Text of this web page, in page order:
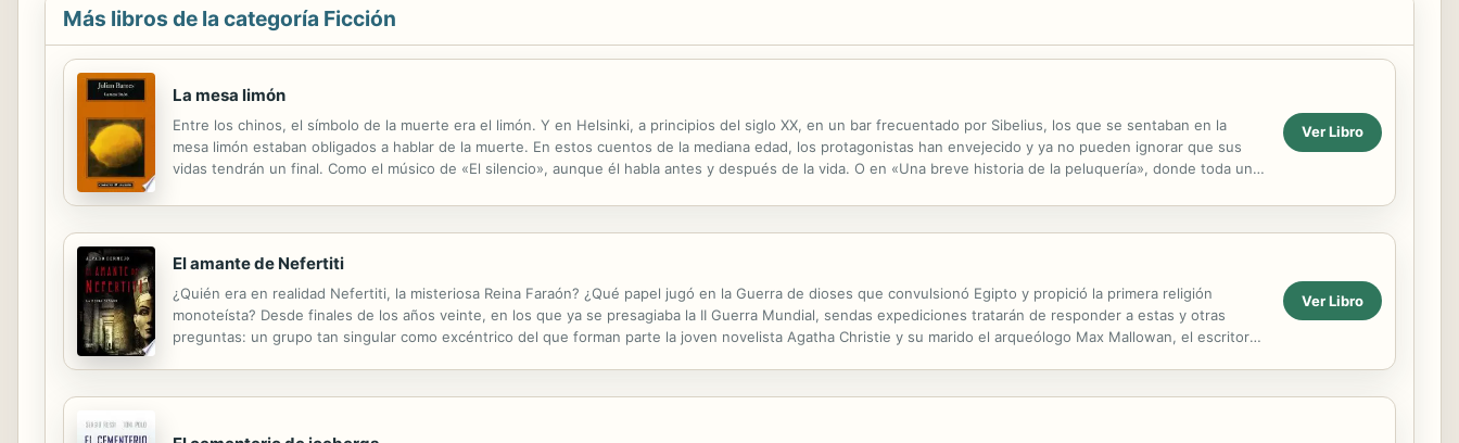
Más libros de la categoría Ficción
La mesa limón
Entre los chinos, el símbolo de la muerte era el limón. Y en Helsinki, a principios del siglo XX, en un bar frecuentado por Sibelius, los que se sentaban en la
mesa limón estaban obligados a hablar de la muerte. En estos cuentos de la mediana edad, los protagonistas han envejecido y ya no pueden ignorar que sus
vidas tendrán un final. Como el músico de «El silencio», aunque él habla antes y después de la vida. O en «Una breve historia de la peluquería», donde toda una
Ver Libro
El amante de Nefertiti
¿Quién era en realidad Nefertiti, la misteriosa Reina Faraón? ¿Qué papel jugó en la Guerra de dioses que convulsionó Egipto y propició la primera religión
monoteísta? Desde finales de los años veinte, en los que ya se presagiaba la II Guerra Mundial, sendas expediciones tratarán de responder a estas y otras
preguntas: un grupo tan singular como excéntrico del que forman parte la joven novelista Agatha Christie y su marido el arqueólogo Max Mallowan, el escritor
Ver Libro